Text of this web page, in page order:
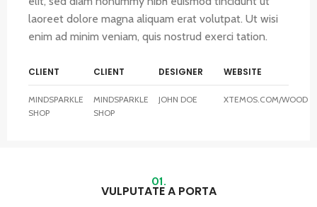
laoreet dolore magna aliquam erat volutpat. Ut wisi
enim ad minim veniam, quis nostrud exerci tation.
CLIENT
MINDSPARKLE
SHOP
CLIENT
MINDSPARKLE
SHOP
DESIGNER
JOHN DOE
WEBSITE
XTEMOS.COM/WOOD
01.
VULPUTATE A PORTA